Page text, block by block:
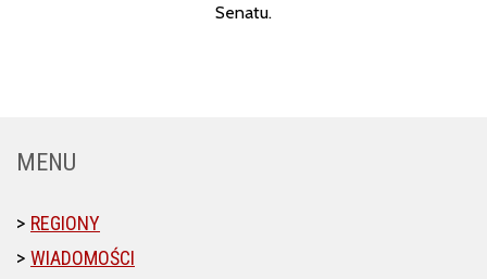
Senatu.
MENU
REGIONY
WIADOMOŚCI